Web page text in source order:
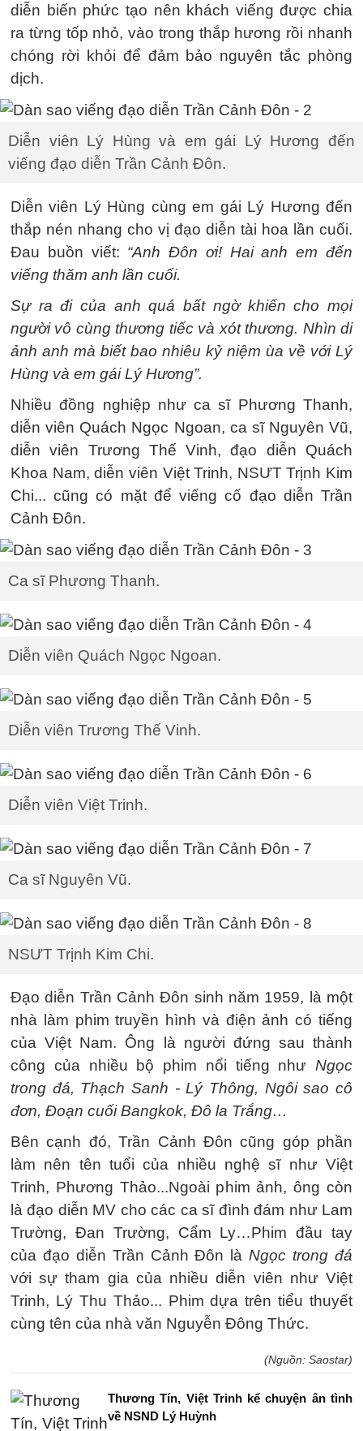
diễn biến phức tạo nên khách viếng được chia
ra từng tốp nhỏ, vào trong thắp hương rồi nhanh
chóng rời khỏi để đảm bảo nguyên tắc phòng
dịch.
Diễn viên Lý Hùng và em gái Lý Hương đến
viếng đạo diễn Trần Cảnh Đôn.
Diễn viên Lý Hùng cùng em gái Lý Hương đến
thắp nén nhang cho vị đạo diễn tài hoa lần cuối.
Đau buồn viết: “Anh Đôn ơi! Hai anh em đến
viếng thăm anh lần cuối.
Sự ra đi của anh quá bất ngờ khiến cho mọi
người vô cùng thương tiếc và xót thương. Nhìn di
ảnh anh mà biết bao nhiêu kỷ niệm ùa về với Lý
Hùng và em gái Lý Hương”.
Nhiều đồng nghiệp như ca sĩ Phương Thanh,
diễn viên Quách Ngọc Ngoan, ca sĩ Nguyên Vũ,
diễn viên Trương Thế Vinh, đạo diễn Quách
Khoa Nam, diễn viên Việt Trinh, NSƯT Trịnh Kim
Chi... cũng có mặt để viếng cố đạo diễn Trần
Cảnh Đôn.
Ca sĩ Phương Thanh.
Diễn viên Quách Ngọc Ngoan.
Diễn viên Trương Thế Vinh.
Diễn viên Việt Trinh.
Ca sĩ Nguyên Vũ.
NSƯT Trịnh Kim Chi.
Đạo diễn Trần Cảnh Đôn sinh năm 1959, là một
nhà làm phim truyền hình và điện ảnh có tiếng
của Việt Nam. Ông là người đứng sau thành
công của nhiều bộ phim nổi tiếng như Ngọc
trong đá, Thạch Sanh - Lý Thông, Ngôi sao cô
đơn, Đoạn cuối Bangkok, Đô la Trắng…
Bên cạnh đó, Trần Cảnh Đôn cũng góp phần
làm nên tên tuổi của nhiều nghệ sĩ như Việt
Trinh, Phương Thảo...Ngoài phim ảnh, ông còn
là đạo diễn MV cho các ca sĩ đình đám như Lam
Trường, Đan Trường, Cẩm Ly…Phim đầu tay
của đạo diễn Trần Cảnh Đôn làNgọc trong đá
với sự tham gia của nhiều diễn viên như Việt
Trinh, Lý Thu Thảo... Phim dựa trên tiểu thuyết
cùng tên của nhà văn Nguyễn Đông Thức.
(Nguồn: Saostar)
Thương Tín, Việt Trinh kể chuyện ân tình
về NSND Lý Huỳnh